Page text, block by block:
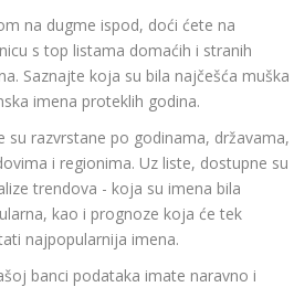
na dugme ispod, doći ćete na
s top listama domaćih i stranih
Saznajte koja su bila najčešća muška
imena proteklih godina.
su razvrstane po godinama, državama,
i regionima. Uz liste, dostupne su
trendova - koja su imena bila
kao i prognoze koja će tek
najpopularnija imena.
banci podataka imate naravno i